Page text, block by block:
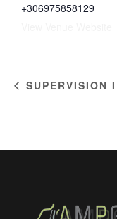
+306975858129
SUPERVISION I